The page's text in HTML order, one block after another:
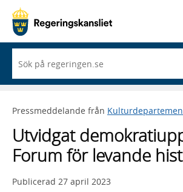
du
börjar
skriva
framträder
lista
med
sökförslag
Pressmeddelande från
Utvidgat
Forum för levande
Publicerad 27 april 2023